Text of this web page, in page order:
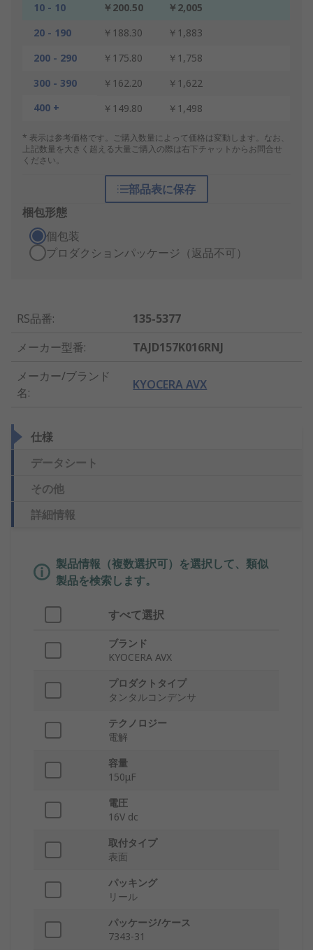
10 - 10 ￥200.50
￥2,005
20 - 190
￥188.30
￥1,883
200 - 290
￥175.80
￥1,758
300 - 390
￥162.20
￥1,622
400 +
￥149.80 ￥1,498
* 表示は参考価格です。ご購入数量によって価格は変動します。なお、
上記数量を大きく超える大量ご購入の際は右下チャットからお問合せ
ください。
部品表に保存
梱包形態
個包装
プロダクションパッケージ（返品不可）
RS品番:
135-5377
メーカー型番:
TAJD157K016RNJ
メーカー/ブランド
名:
KYOCERA AVX
仕様
データシート
その他
詳細情報
製品情報（複数選択可）を選択して、類似
製品を検索します。
すべて選択
ブランド
KYOCERA AVX
プロダクトタイプ
タンタルコンデンサ
テクノロジー
電解
容量
150μF
電圧
16V dc
取付タイプ
表面
パッキング
リール
パッケージ/ケース
7343-31